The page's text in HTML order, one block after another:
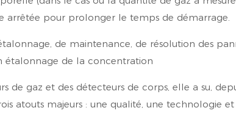
arrêtée pour prolonger le temps de démarrage.
de maintenance, de résolution des
étalonnage de la concentration
de gaz et des détecteurs de corps, elle a su,
atouts majeurs : une qualité, une technologie et